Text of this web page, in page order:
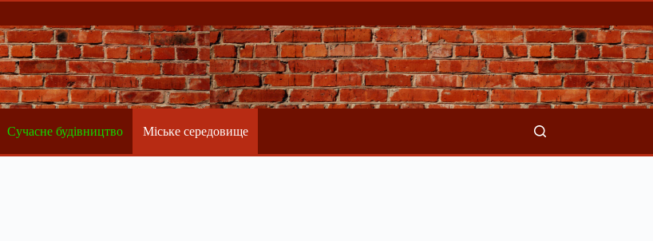
Сучасне будівництво Міське середовище